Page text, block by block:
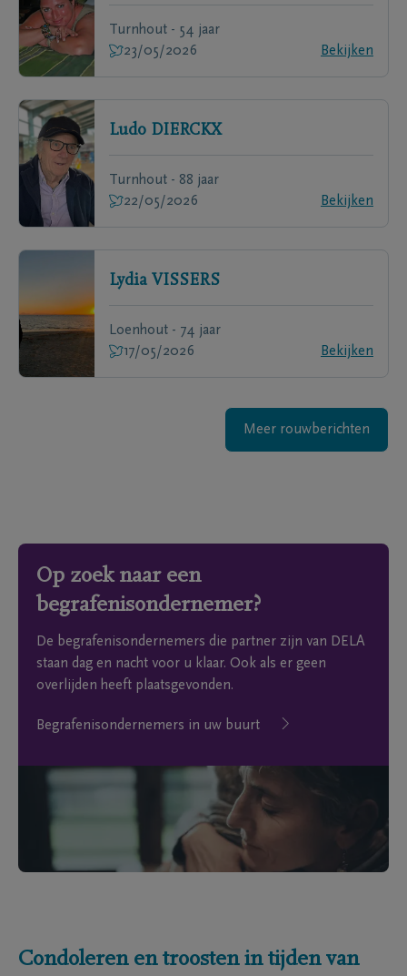
Turnhout - 54 jaar
23/05/2026
Bekijken
Ludo DIERCKX
Turnhout - 88 jaar
22/05/2026
Bekijken
Lydia VISSERS
Loenhout - 74 jaar
17/05/2026
Bekijken
Meer rouwberichten
Op zoek naar een
begrafenisondernemer?
De begrafenisondernemers die partner zijn van DELA
staan dag en nacht voor u klaar. Ook als er geen
overlijden heeft plaatsgevonden.
Begrafenisondernemers in uw buurt
Condoleren en troosten in tijden van